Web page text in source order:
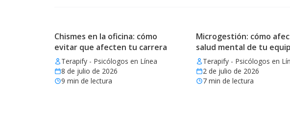
Chismes en la oficina: cómo
evitar que afecten tu carrera
Terapify - Psicólogos en Línea
8 de julio de 2026
9 min de lectura
Microgestión: cómo
salud mental de tu
Terapify - Psicólogos en
2 de julio de 2026
7min de lectura